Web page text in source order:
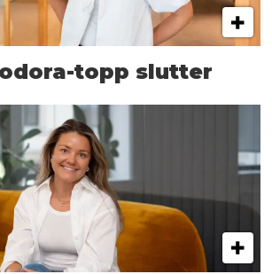
topp slutter